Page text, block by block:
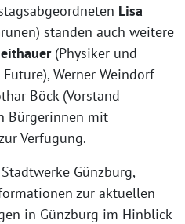
Lisa
standen auch weitere
(Physiker und
Werner Weindorf
Böck (Vorstand
Bürgerinnen mit
Verfügung.
Günzburg,
zur aktuellen
in Günzburg im Hinblick